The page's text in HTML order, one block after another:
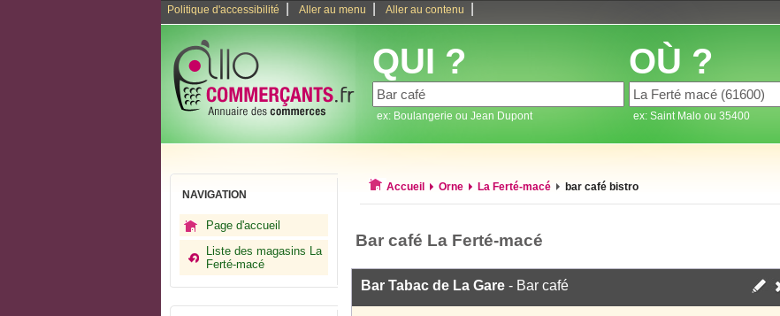
Politique d'accessibilité Aller au menu Aller au contenu
QUI ?
ex: Boulangerie ou Jean Dupont
OÙ ?
ex: Saint Malo ou 35400
NAVIGATION
Page d'accueil
Liste des magasins La
Ferté-macé
Accueil Orne La Ferté-macé bar café bistro
Bar café La Ferté-macé
Bar Tabac de La Gare - Bar café